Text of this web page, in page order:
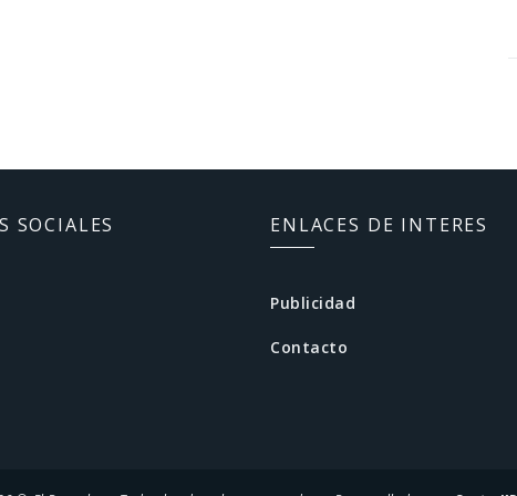
SOCIALES ENLACES DE INTERES
Publicidad
Contacto